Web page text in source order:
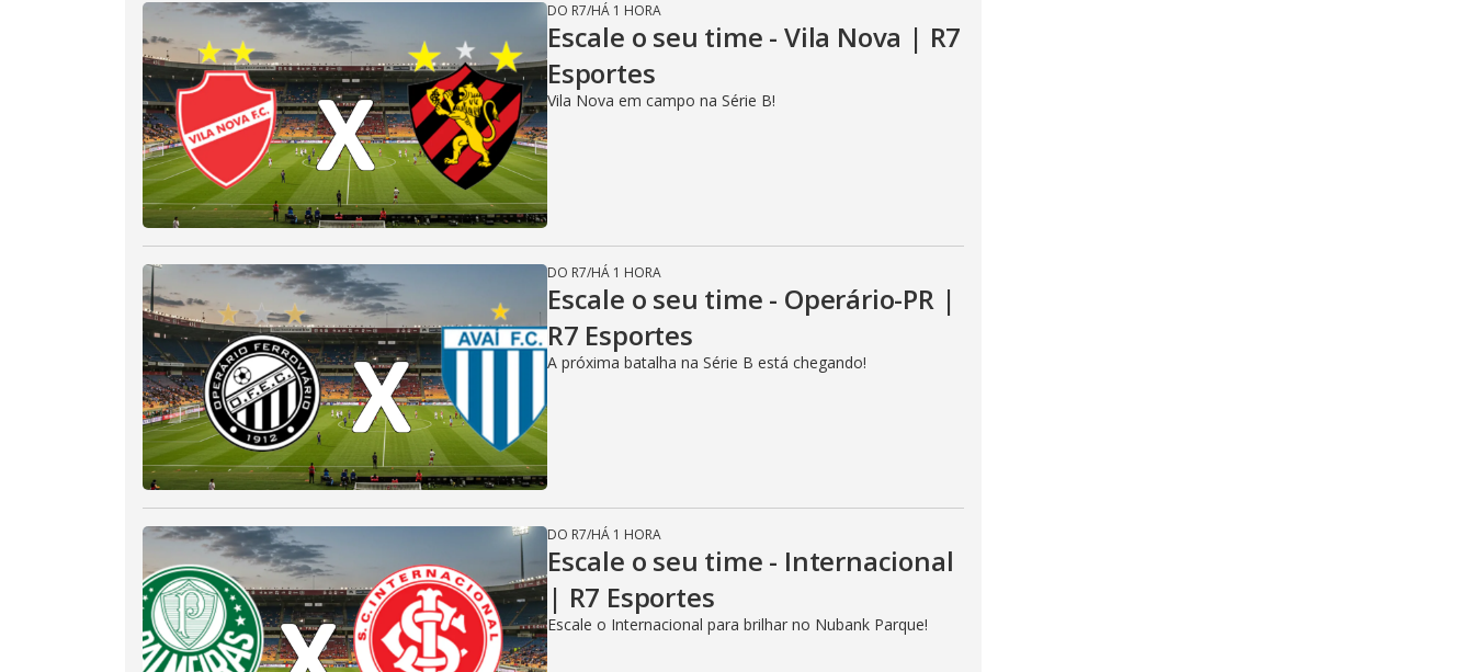
DO R7/HÁ 1 HORA
Escale o seu time - Vila Nova | R7
Esportes
Vila Nova em campo na Série B!
DO R7/HÁ 1 HORA
Escale o seu time - Operário-PR |
R7 Esportes
A próxima batalha na Série B está chegando!
DO R7/HÁ 1 HORA
Escale o seu time - Internacional
| R7 Esportes
Escale o Internacional para brilhar no Nubank Parque!